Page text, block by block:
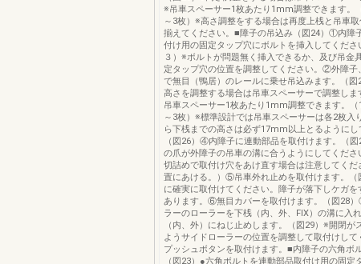
※吊車スペーサー1枚あたり1mm調整できます。
～3枚）※高さ調整をする場合は再度上桟と吊車
揃えてください。■障子の吊込み（図24）①内障
付け用の固定タップ穴にボルトを挿入してくださ
３）※ボルトが問題無く挿入できるか、及び吊金
定タップ穴の位置を調整してください。②外障子
で無目（鴨居）のレールに乗せ吊込みます。（
高さを調整する場合は吊車スペーサーで調整しま
吊車スペーサー1枚あたり1mm調整できます。（
～3枚）※標準設計では吊車スペーサーは各2枚入
ら下桟までの高さは必ず17mm以上とるようにし
（図26）④内障子に連動部品を取付けます。（
の爪が外障子の吊車の溝に合うようにしてくださ
切詰めで取付け穴をあけ直す場合は注意してくだ
置にあける。）⑤吊車外れ止めを取付けます。（
に確実に取付けてください。障子が落下しケガを
あります。⑥無目カバーを取付けます。（図28
ラーのローラーを下桟（内、外、FIX）の溝に入
（内、外）にねじ止めします。（図29）※開閉が
ようサイドローラーの位置を調整して取付けし
プッシュボタンを取付けます。■内障子の六角ボ
（図23）●六角ボルトを連動部品取付け用の固定